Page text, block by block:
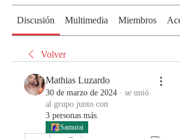
Discusión Multimedia Miembros Acerca
Volver
Mathias Luzardo
30 de marzo de 2024 · se unió
al grupo junto con
3 personas más.
Samurai